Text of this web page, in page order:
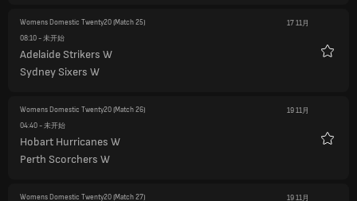
Womens Domestic Twenty20(Match 25)
17 11月
08:10- 未开始
Adelaide Strikers W
Sydney Sixers W
Womens Domestic Twenty20(Match 26)
19 11月
04:40- 未开始
Hobart Hurricanes W
Perth Scorchers W
Womens Domestic Twenty20(Match 27) 19 11月